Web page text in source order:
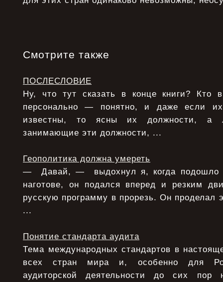
Смотрите также
ПОСЛЕСЛОВИЕ
Ну, что тут сказать в конце книги? Кто
персонально — понятно, и даже если
известны, то ясны их должности, а
занимающие эти должности, ...
Геополитика должна умереть
— Давай, — выдохнул я, когда подошло
наготове, он подался вперед и резким
русскую программу в прорезь. Он проделал
...
Понятие стандарта аудита
Тема международных стандартов в
всех стран мира и, особенно для
аудиторской деятельности до сих пор